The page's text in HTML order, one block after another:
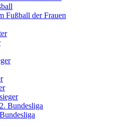
Fußball der Frauen
Bundesliga